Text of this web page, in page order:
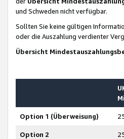
und Schweden nicht verfügbar.
Sollten Sie keine gültigen
oder die Auszahlung verdienter
Übersicht
Option 1 (Überweisung)
Option 2